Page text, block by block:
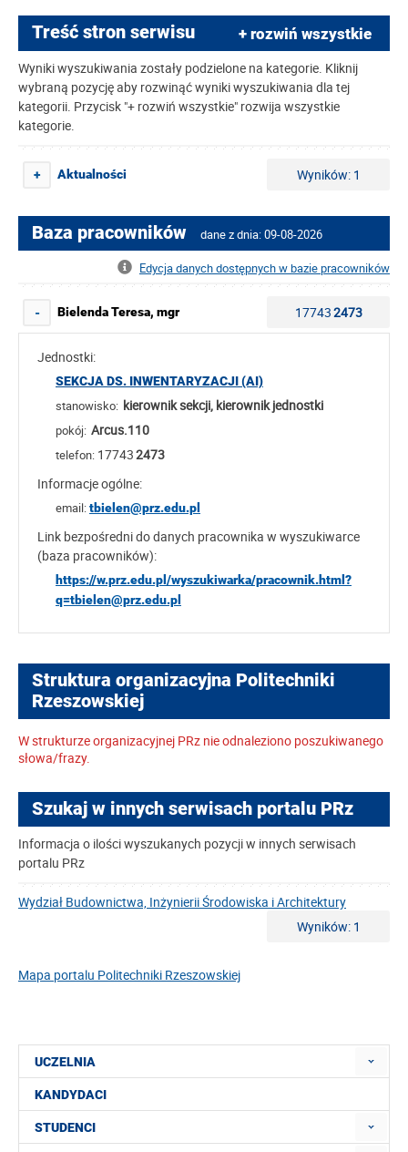
Treść stron serwisu + rozwiń wszystkie
Wyniki wyszukiwania zostały podzielone na kategorie. Kliknij
wybraną pozycję aby rozwinąć wyniki wyszukiwania dla tej
kategorii. Przycisk "+ rozwiń wszystkie" rozwija wszystkie
kategorie.
+ Aktualności Wyników: 1
Baza pracowników dane z dnia: 09-08-2026
Edycja danych dostępnych w bazie pracowników
- Bielenda Teresa, mgr 177432473
Jednostki:
SEKCJA DS. INWENTARYZACJI (AI)
stanowisko: kierownik sekcji, kierownik jednostki
pokój: Arcus.110
telefon: 177432473
Informacje ogólne:
email:tbielen@prz.edu.pl
Link bezpośredni do danych pracownika w wyszukiwarce
(baza pracowników):
https://w.prz.edu.pl/wyszukiwarka/pracownik.html?
q=tbielen@prz.edu.pl
Struktura organizacyjna Politechniki
Rzeszowskiej
W strukturze organizacyjnej PRz nie odnaleziono poszukiwanego
słowa/frazy.
Szukaj w innych serwisach portalu PRz
Informacja o ilości wyszukanych pozycji w innych serwisach
portalu PRz
Wydział Budownictwa, Inżynierii Środowiska i Architektury
Wyników: 1
Mapa portalu Politechniki Rzeszowskiej
UCZELNIA
KANDYDACI
STUDENCI